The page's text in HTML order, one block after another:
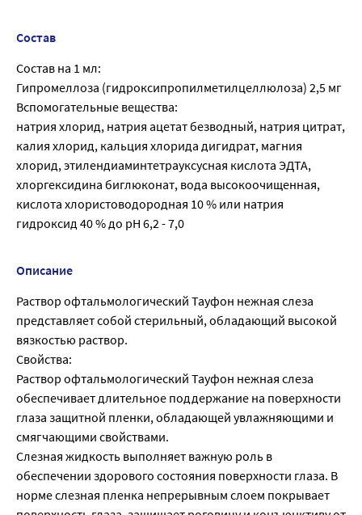
Состав
Состав на 1 мл:
Гипромеллоза (гидроксипропилметилцеллюлоза) 2,5 мг
Вспомогательные вещества:
натрия хлорид, натрия ацетат безводный, натрия цитрат,
калия хлорид, кальция хлорида дигидрат, магния
хлорид, этилендиаминтетрауксусная кислота ЭДТА,
хлоргексидина биглюконат, вода высокоочищенная,
кислота хлористоводородная 10 % или натрия
гидроксид 40 % до рН 6,2 - 7,0
Описание
Раствор офтальмологический Тауфон нежная слеза
представляет собой стерильный, обладающий высокой
вязкостью раствор.
Свойства:
Раствор офтальмологический Тауфон нежная слеза
обеспечивает длительное поддержание на поверхности
глаза защитной пленки, обладающей увлажняющими и
смягчающими свойствами.
Слезная жидкость выполняет важную роль в
обеспечении здорового состояния поверхности глаза. В
норме слезная пленка непрерывным слоем покрывает